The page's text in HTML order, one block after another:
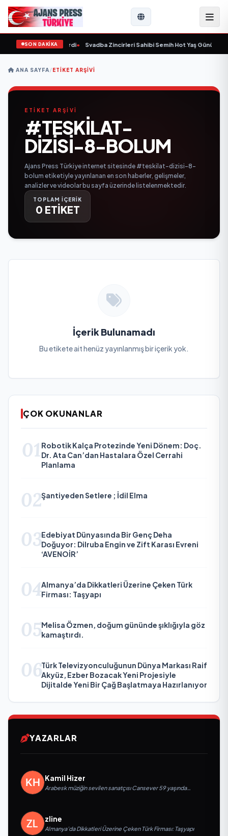
SON DAKİKA
yaşında yaşamını yitirdi• Svadba Zincirleri Sahibi Semih Hot Yaş Gününü
ANA SAYFA/ETIKET ARŞIVI
ETİKET ARŞİVİ
#TESKILAT-
DIZISI-8-BOLUM
Ajans Press Türkiye internet sitesinde #teskilat-dizisi-8-
bolum etiketiyle yayınlanan en son haberler, gelişmeler,
analizler ve videolar bu sayfa üzerinde listelenmektedir.
TOPLAM İÇERİK
0 ETİKET
İçerik Bulunamadı
Bu etikete ait henüz yayınlanmış bir içerik yok.
ÇOK OKUNANLAR
01 Robotik Kalça Protezinde Yeni Dönem: Doç.
Dr. Ata Can’dan Hastalara Özel Cerrahi
Planlama
02Şantiyeden Setlere ; İdil Elma
03Edebiyat Dünyasında Bir Genç Deha
Doğuyor: Dilruba Engin ve Zift Karası Evreni
‘AVENOİR’
04Almanya’da Dikkatleri Üzerine Çeken Türk
Firması: Taşyapı
05Melisa Özmen, doğum gününde şıklığıyla göz
kamaştırdı.
06Türk Televizyonculuğunun Dünya Markası Raif
Akyüz, Ezber Bozacak Yeni Projesiyle
Dijitalde Yeni Bir Çağ Başlatmaya Hazırlanıyor
YAZARLAR
Kamil Hizer
Arabesk müziğin sevilen sanatçısı Cansever 59 yaşında
zline
Almanya’da Dikkatleri Üzerine Çeken Türk Firması: Taşyapı